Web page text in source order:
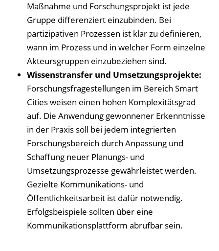
Maßnahme und Forschungsprojekt ist jede
Gruppe differenziert einzubinden. Bei
partizipativen Prozessen ist klar zu definieren,
wann im Prozess und in welcher Form einzelne
Akteursgruppen einzubeziehen sind.
Wissenstransfer und Umsetzungsprojekte:
Forschungsfragestellungen im Bereich Smart
Cities weisen einen hohen Komplexitätsgrad
auf. Die Anwendung gewonnener Erkenntnisse
in der Praxis soll bei jedem integrierten
Forschungsbereich durch Anpassung und
Schaffung neuer Planungs- und
Umsetzungsprozesse gewährleistet werden.
Gezielte Kommunikations- und
Öffentlichkeitsarbeit ist dafür notwendig.
Erfolgsbeispiele sollten über eine
Kommunikationsplattform abrufbar sein.